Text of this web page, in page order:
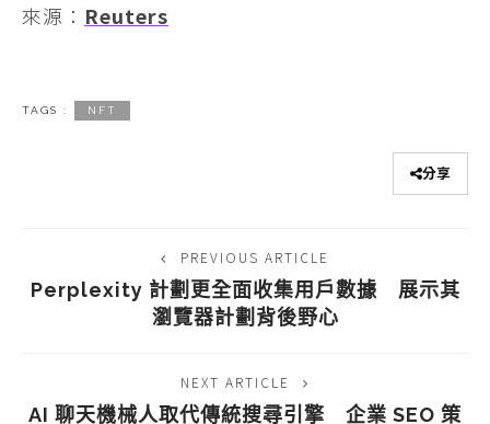
來源： Reuters
TAGS : NFT
分享
PREVIOUS ARTICLE
Perplexity 計劃更全面收集用戶數據 展示其
瀏覽器計劃背後野心
NEXT ARTICLE
AI 聊天機械人取代傳統搜尋引擎 企業 SEO 策